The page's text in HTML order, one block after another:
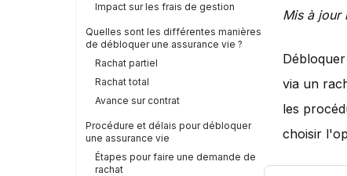
Impact sur les frais de gestion
Quelles sont les différentes manières
de débloquer une assurance vie ?
Rachat partiel
Rachat total
Avance sur contrat
Procédure et délais pour débloquer
une assurance vie
Étapes pour faire une demande de
rachat
Mis à jour
via un
les
choisir